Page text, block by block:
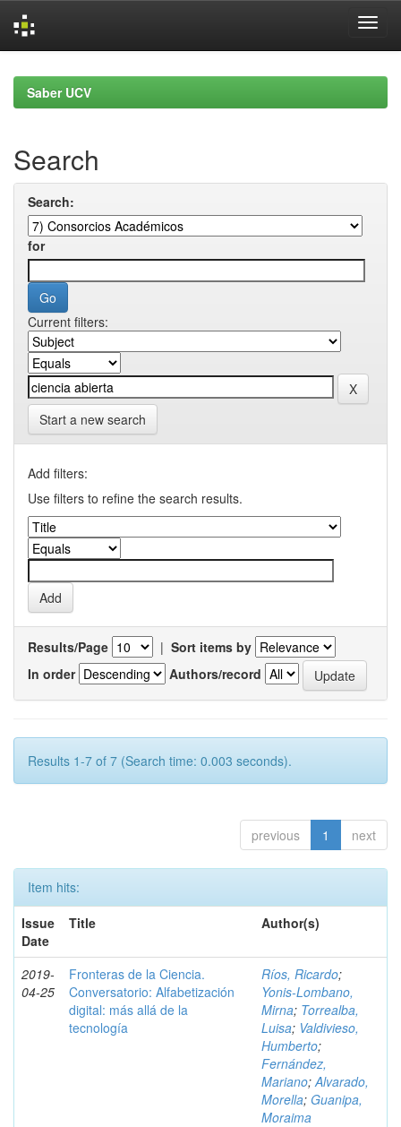
navigationSaber UCV
Search
Search:
for
Current filters:
Start a new search
Add filters:
Use filters to refine the search results.
Results/Page | Sort items by
In order
Authors/record
Results 1-7 of 7 (Search time: 0.003 seconds).
previous 1 next
Item hits:
Issue
Date
Title Author(s)
2019-
04-25
Fronteras de la Ciencia.
Conversatorio: Alfabetización
digital: más allá de la
tecnología
Ríos, Ricardo;
Yonis-Lombano,
Mirna; Torrealba,
Luisa; Valdivieso,
Humberto;
Fernández,
Mariano;Alvarado,
Morella; Guanipa,
Moraima